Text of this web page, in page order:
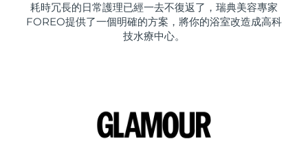
耗時冗長的日常護理已經一去不復返了，瑞典美容專家
FOREO提供了一個明確的方案，將你的浴室改造成高科
技水療中心。